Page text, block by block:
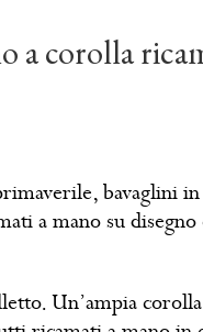
a corolla
bavaglini
a mano su
Un’ampia